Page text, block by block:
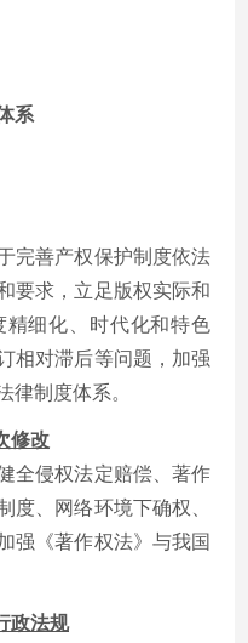
系
善产权保护制度依法
要求，立足版权实际和
精细化、时代化和特色
相对滞后等问题，加强
律制度体系。
修改
侵权法定赔偿、著作
度、网络环境下确权、
强《著作权法》与我国
政法规